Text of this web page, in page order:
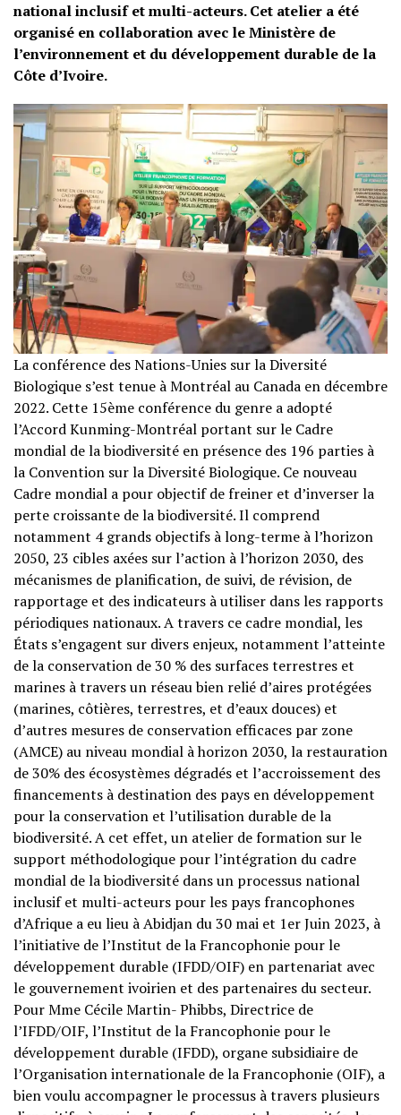
national inclusif et multi-acteurs. Cet atelier a été
organisé en collaboration avec le Ministère de
l’environnement et du développement durable de la
Côte d’Ivoire.
La conférence des Nations-Unies sur la Diversité
Biologique s’est tenue à Montréal au Canada en décembre
2022. Cette 15ème conférence du genre a adopté
l’Accord Kunming-Montréal portant sur le Cadre
mondial de la biodiversité en présence des 196 parties à
la Convention sur la Diversité Biologique. Ce nouveau
Cadre mondial a pour objectif de freiner et d’inverser la
perte croissante de la biodiversité. Il comprend
notamment 4 grands objectifs à long-terme à l’horizon
2050, 23 cibles axées sur l’action à l’horizon 2030, des
mécanismes de planification, de suivi, de révision, de
rapportage et des indicateurs à utiliser dans les rapports
périodiques nationaux. A travers ce cadre mondial, les
États s’engagent sur divers enjeux, notamment l’atteinte
de la conservation de 30 % des surfaces terrestres et
marines à travers un réseau bien relié d’aires protégées
(marines, côtières, terrestres, et d’eaux douces) et
d’autres mesures de conservation efficaces par zone
(AMCE) au niveau mondial à horizon 2030, la restauration
de 30% des écosystèmes dégradés et l’accroissement des
financements à destination des pays en développement
pour la conservation et l’utilisation durable de la
biodiversité. A cet effet, un atelier de formation sur le
support méthodologique pour l’intégration du cadre
mondial de la biodiversité dans un processus national
inclusif et multi-acteurs pour les pays francophones
d’Afrique a eu lieu à Abidjan du 30 mai et 1er Juin 2023, à
l’initiative de l’Institut de la Francophonie pour le
développement durable (IFDD/OIF) en partenariat avec
le gouvernement ivoirien et des partenaires du secteur.
Pour Mme Cécile Martin- Phibbs, Directrice de
l’IFDD/OIF, l’Institut de la Francophonie pour le
développement durable (IFDD), organe subsidiaire de
l’Organisation internationale de la Francophonie (OIF), a
bien voulu accompagner le processus à travers plusieurs